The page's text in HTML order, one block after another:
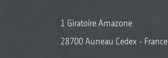
1 Giratoire Amazone
28700 Auneau Cedex - France